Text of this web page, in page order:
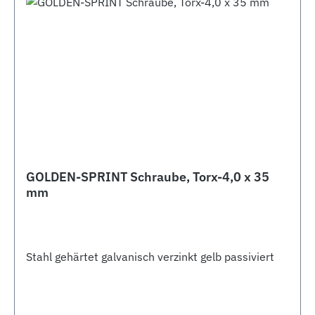
GOLDEN-SPRINT Schraube, Torx-4,0 x 35
mm
Stahl gehärtet galvanisch verzinkt gelb passiviert